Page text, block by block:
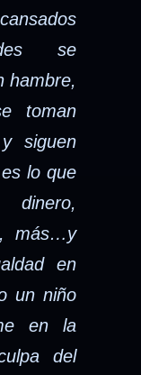
se
hambre,
toman
siguen
lo que
más…y
en
un niño
en la
del